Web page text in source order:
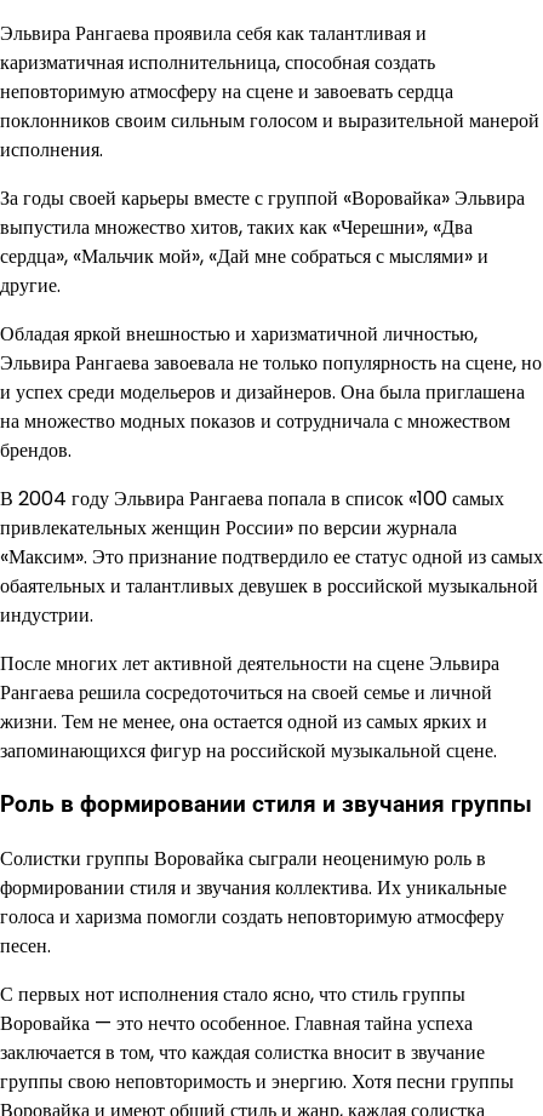
Эльвира Рангаева проявила себя как талантливая и
каризматичная исполнительница, способная создать
неповторимую атмосферу на сцене и завоевать сердца
поклонников своим сильным голосом и выразительной манерой
исполнения.
За годы своей карьеры вместе с группой «Воровайка» Эльвира
выпустила множество хитов, таких как «Черешни», «Два
сердца», «Мальчик мой», «Дай мне собраться с мыслями» и
другие.
Обладая яркой внешностью и харизматичной личностью,
Эльвира Рангаева завоевала не только популярность на сцене, но
и успех среди модельеров и дизайнеров. Она была приглашена
на множество модных показов и сотрудничала с множеством
брендов.
В 2004 году Эльвира Рангаева попала в список «100 самых
привлекательных женщин России» по версии журнала
«Максим». Это признание подтвердило ее статус одной из самых
обаятельных и талантливых девушек в российской музыкальной
индустрии.
После многих лет активной деятельности на сцене Эльвира
Рангаева решила сосредоточиться на своей семье и личной
жизни. Тем не менее, она остается одной из самых ярких и
запоминающихся фигур на российской музыкальной сцене.
Роль в формировании стиля и звучания группы
Солистки группы Воровайка сыграли неоценимую роль в
формировании стиля и звучания коллектива. Их уникальные
голоса и харизма помогли создать неповторимую атмосферу
песен.
С первых нот исполнения стало ясно, что стиль группы
Воровайка — это нечто особенное. Главная тайна успеха
заключается в том, что каждая солистка вносит в звучание
группы свою неповторимость и энергию. Хотя песни группы